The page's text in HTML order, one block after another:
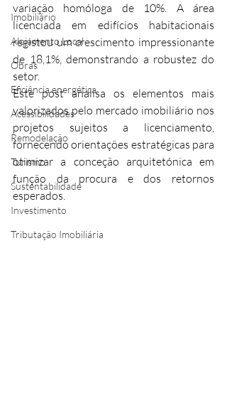
Imobiliário
Alojamento Local
Obras
Eficiência energética
Acessibilidades
Remodelação
Turismo
Sustentabilidade
Investimento
Tributação Imobiliária
variação homóloga de 10%. A área
licenciada em edifícios habitacionais
registou um crescimento impressionante
de 18,1%, demonstrando a robustez do
setor.​
Este post analisa os elementos mais
valorizados pelo mercado imobiliário nos
projetos sujeitos a licenciamento,
fornecendo orientações estratégicas para
otimizar a conceção arquitetónica em
função da procura e dos retornos
esperados.